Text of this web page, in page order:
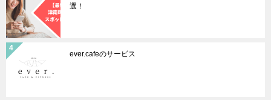
選！
ever.cafeのサービス